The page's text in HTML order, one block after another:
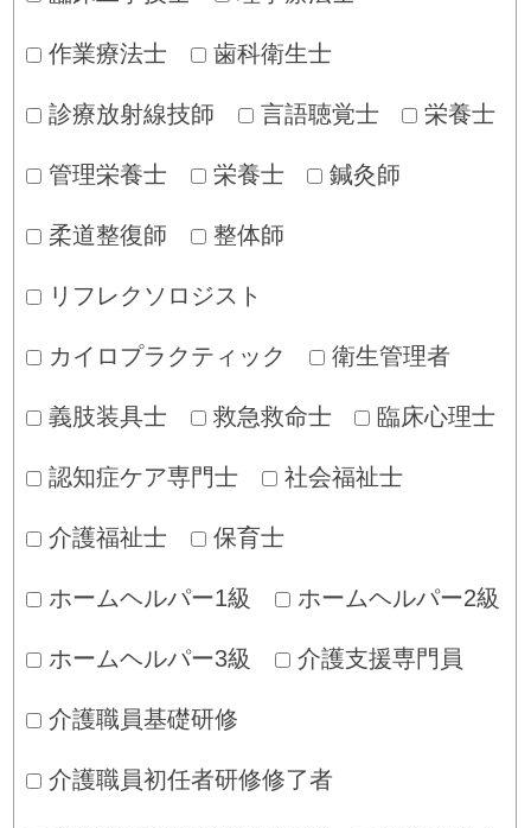
作業療法士 歯科衛生士
診療放射線技師 言語聴覚士 栄養士
管理栄養士 栄養士 鍼灸師
柔道整復師 整体師
リフレクソロジスト
カイロプラクティック 衛生管理者
義肢装具士 救急救命士 臨床心理士
認知症ケア専門士 社会福祉士
介護福祉士 保育士
ホームヘルパー1級 ホームヘルパー2級
ホームヘルパー3級 介護支援専門員
介護職員基礎研修
介護職員初任者研修修了者